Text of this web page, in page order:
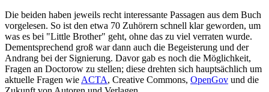
Die beiden haben jeweils recht interessante Passagen aus dem Buch
vorgelesen. So ist den etwa 70 Zuhörern schnell klar geworden, um
was es bei "Little Brother" geht, ohne das zu viel verraten wurde.
Dementsprechend groß war dann auch die Begeisterung und der
Andrang bei der Signierung. Davor gab es noch die Möglichkeit,
Fragen an Doctorow zu stellen; diese drehten sich hauptsächlich um
aktuelle Fragen wie ACTA, Creative Commons, OpenGov und die